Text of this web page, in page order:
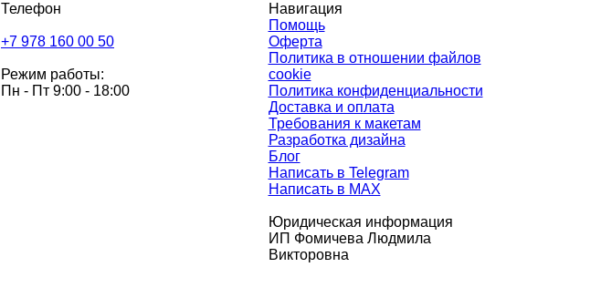
Телефон
+7 978 160 00 50
Режим работы:
Пн - Пт 9:00 - 18:00
Навигация
Помощь
Оферта
Политика в отношении файлов
cookie
Политика конфиденциальности
Доставка и оплата
Требования к макетам
Разработка дизайна
Блог
Написать в Telegram
Написать в MAX
Юридическая информация
ИП Фомичева Людмила
Викторовна